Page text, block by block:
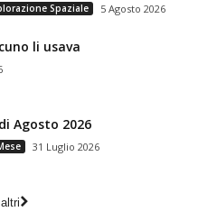
Spaziale 5 Agosto 2026
li usava
Agosto 2026
31 Luglio 2026